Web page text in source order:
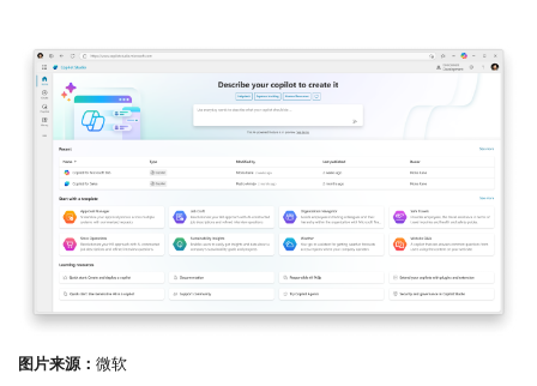
图片来源： 微软